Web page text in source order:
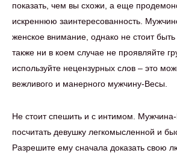
показать, чем вы схожи, а еще
искреннюю заинтересованность.
женское внимание, однако не стоит
также ни в коем случае не проявляйте
используйте нецензурных слов – это
вежливого и манерного мужчину-Весы.
Не стоит спешить и с интимом.
посчитать девушку легкомысленной и
Разрешите ему сначала доказать свою